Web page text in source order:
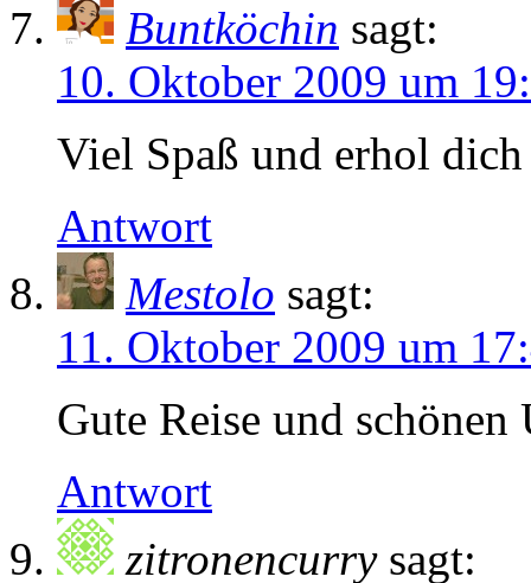
Buntköchin sagt:
10. Oktober 2009 um
Viel Spaß und erhol
Antwort
Mestolo sagt:
11. Oktober 2009 um
Gute Reise und
Antwort
zitronencurry sagt: